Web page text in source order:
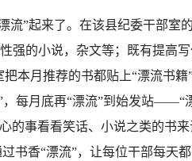
”起来了。在该县纪委干部室
强的小说，杂文等；既有提高
本月推荐的书都贴上“漂流书
每月底再“漂流”到始发站——“
事看看笑话、小说之类的书来
书香“漂流”，让每位干部每天